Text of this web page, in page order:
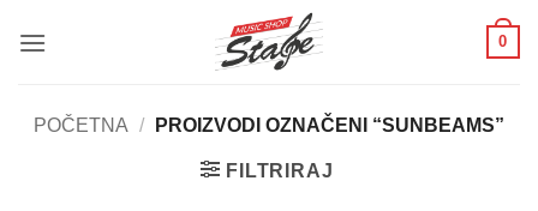
0
POČETNA / PROIZVODI OZNAČENI “SUNBEAMS”
FILTRIRAJ